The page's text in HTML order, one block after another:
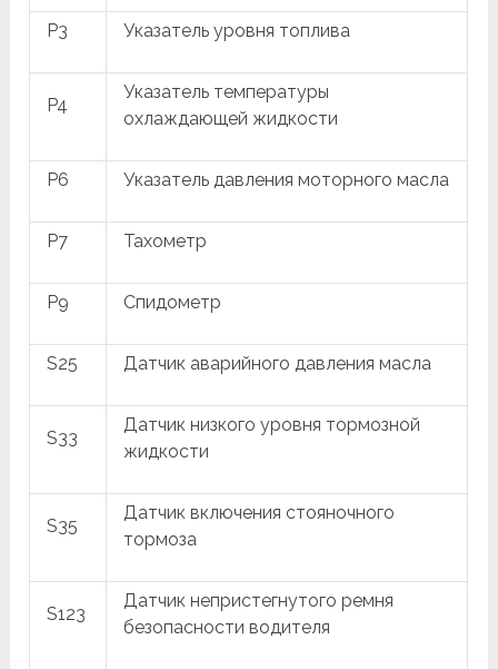
P3 Указатель уровня топлива
P4
Указатель температуры
охлаждающей жидкости
P6 Указатель давления моторного масла
P7 Тахометр
P9 Спидометр
S25 Датчик аварийного давления масла
S33
Датчик низкого уровня тормозной
жидкости
S35
Датчик включения стояночного
тормоза
S123
Датчик непристегнутого ремня
безопасности водителя